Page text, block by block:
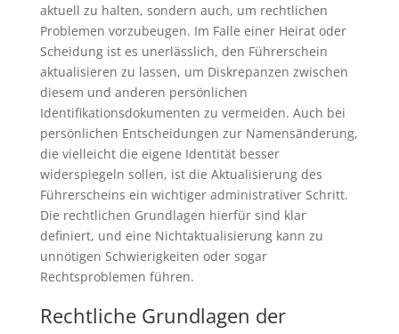
aktuell zu halten, sondern auch, um rechtlichen
Problemen vorzubeugen. Im Falle einer Heirat oder
Scheidung ist es unerlässlich, den Führerschein
aktualisieren zu lassen, um Diskrepanzen zwischen
diesem und anderen persönlichen
Identifikationsdokumenten zu vermeiden. Auch bei
persönlichen Entscheidungen zur Namensänderung,
die vielleicht die eigene Identität besser
widerspiegeln sollen, ist die Aktualisierung des
Führerscheins ein wichtiger administrativer Schritt.
Die rechtlichen Grundlagen hierfür sind klar
definiert, und eine Nichtaktualisierung kann zu
unnötigen Schwierigkeiten oder sogar
Rechtsproblemen führen.
Rechtliche Grundlagen der